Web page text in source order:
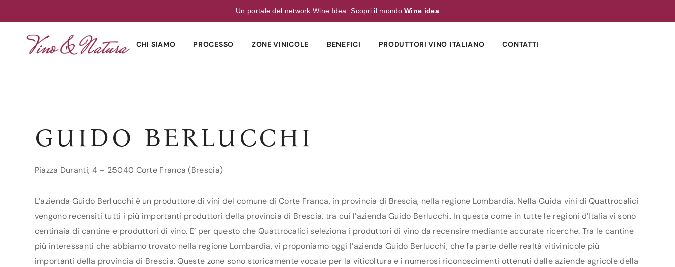
Un portale del network Wine Idea. Scopri il mondoWine idea
CHI SIAMO PROCESSO ZONE VINICOLE BENEFICI PRODUTTORI VINO ITALIANO CONTATTI
GUIDO BERLUCCHI
Piazza Duranti, 4 – 25040 Corte Franca (Brescia)
L’azienda Guido Berlucchi è un produttore di vini del comune di Corte Franca, in provincia di Brescia, nella regione Lombardia. Nella Guida vini di Quattrocalici
vengono recensiti tutti i più importanti produttori della provincia di Brescia, tra cui l’azienda Guido Berlucchi. In questa come in tutte le regioni d’Italia vi sono
centinaia di cantine e produttori di vino. E’ per questo che Quattrocalici seleziona i produttori di vino da recensire mediante accurate ricerche. Tra le cantine
più interessanti che abbiamo trovato nella regione Lombardia, vi proponiamo oggi l’azienda Guido Berlucchi, che fa parte delle realtà vitivinicole più
importanti della provincia di Brescia. Queste zone sono storicamente vocate per la viticoltura e i numerosi riconoscimenti ottenuti dalle aziende agricole della